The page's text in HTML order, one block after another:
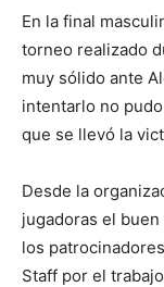
En la final
torneo realizado
muy sólido ante
intentarlo no
que se llevó la
Desde la
jugadoras el
los
Staff por el